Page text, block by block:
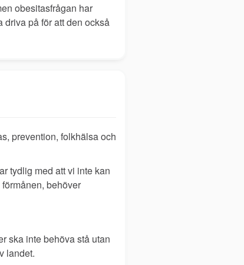
obesitasfrågan har
på för att den också
prevention, folkhälsa och
tydlig med att vi inte kan
behöver
ska inte behöva stå utan
landet.